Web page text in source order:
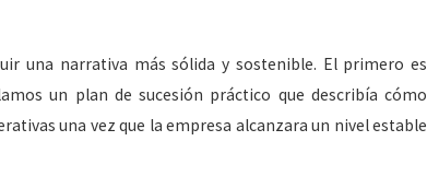
una narrativa más sólida y sostenible. El primero es
un plan de sucesión práctico que describía cómo
una vez que la empresa alcanzara un nivel estable